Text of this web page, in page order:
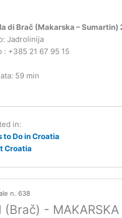
di Brač (Makarska – Sumartin)
Jadrolinija
+385 21 67 95 15
59 min
in:
to Do in Croatia
Croatia
n. 638
(Brač) -